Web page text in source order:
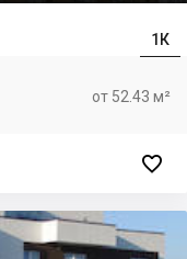
1К
от 52.43 м²
